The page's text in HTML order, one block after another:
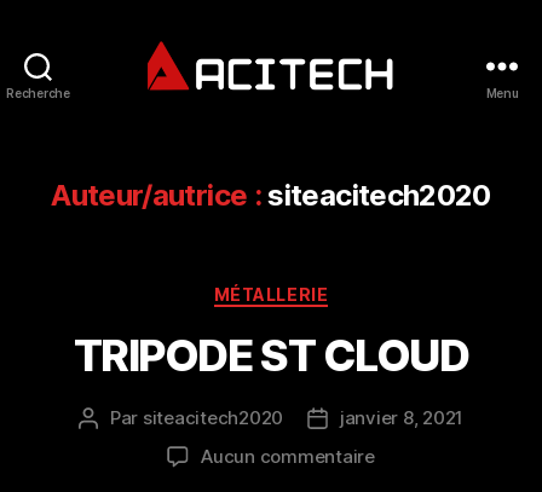
Recherche Menu
Auteur/autrice :siteacitech2020
Catégories
MÉTALLERIE
TRIPODE ST CLOUD
Auteur
Par siteacitech2020
Datejanvier 8, 2021
Aucun commentairesur